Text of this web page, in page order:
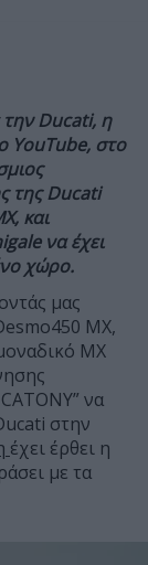
Ducati, η
YouTube, στο
της Ducati
και
να έχει
χώρο.
μας
MX,
MX
να
στην
έχει έρθει η
με τα